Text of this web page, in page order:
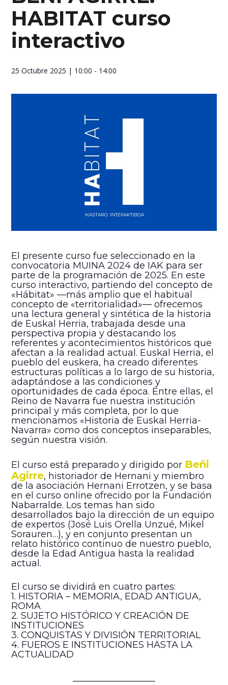
HABITAT curso
interactivo
25 Octubre 2025 | 10:00 - 14:00
El presente curso fue seleccionado en la
convocatoria MUINA 2024 de IAK para ser
parte de la programación de 2025. En este
curso interactivo, partiendo del concepto de
«Hábitat» —más amplio que el habitual
concepto de «territorialidad»— ofrecemos
una lectura general y sintética de la historia
de Euskal Herria, trabajada desde una
perspectiva propia y destacando los
referentes y acontecimientos históricos que
afectan a la realidad actual. Euskal Herria, el
pueblo del euskera, ha creado diferentes
estructuras políticas a lo largo de su historia,
adaptándose a las condiciones y
oportunidades de cada época. Entre ellas, el
Reino de Navarra fue nuestra institución
principal y más completa, por lo que
mencionamos «Historia de Euskal Herria-
Navarra» como dos conceptos inseparables,
según nuestra visión.
El curso está preparado y dirigido por Beñi
Agirre, historiador de Hernani y miembro
de la asociación Hernani Errotzen, y se basa
en el curso online ofrecido por la Fundación
Nabarralde. Los temas han sido
desarrollados bajo la dirección de un equipo
de expertos (José Luis Orella Unzué, Mikel
Sorauren…), y en conjunto presentan un
relato histórico continuo de nuestro pueblo,
desde la Edad Antigua hasta la realidad
actual.
El curso se dividirá en cuatro partes:
1. HISTORIA – MEMORIA, EDAD ANTIGUA,
ROMA
2. SUJETO HISTÓRICO Y CREACIÓN DE
INSTITUCIONES
3. CONQUISTAS Y DIVISIÓN TERRITORIAL
4. FUEROS E INSTITUCIONES HASTA LA
ACTUALIDAD